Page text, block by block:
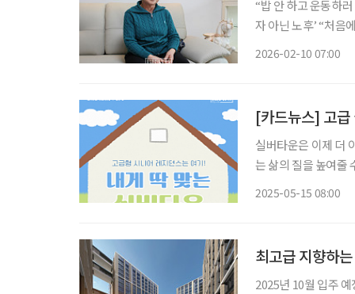
“밥 안 하고 운동하러 가요”…집안일
자 아닌 노후’ “처음에는 내가 적응할 수 있을까 걱정했죠. 지금은요? 하루가 모자라요” 서울
2026-02-10 07:00
[카드뉴스] 고급
실버타운은 이제 더
는 삶의 질을 높여줄
2025-05-15 08:00
최고급 지향하
2025년 10월 입주